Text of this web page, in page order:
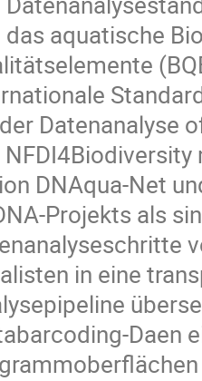
das aquatische
Datenanalyse
DNAqua-Net
Projekts als
in eine
Daen